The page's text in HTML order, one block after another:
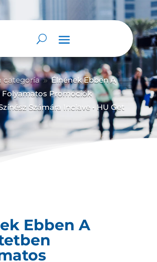
categoría 9 Élnének Ebben A
Folyamatos Promóciók
Számára Inclave • HU Get
Ebben A